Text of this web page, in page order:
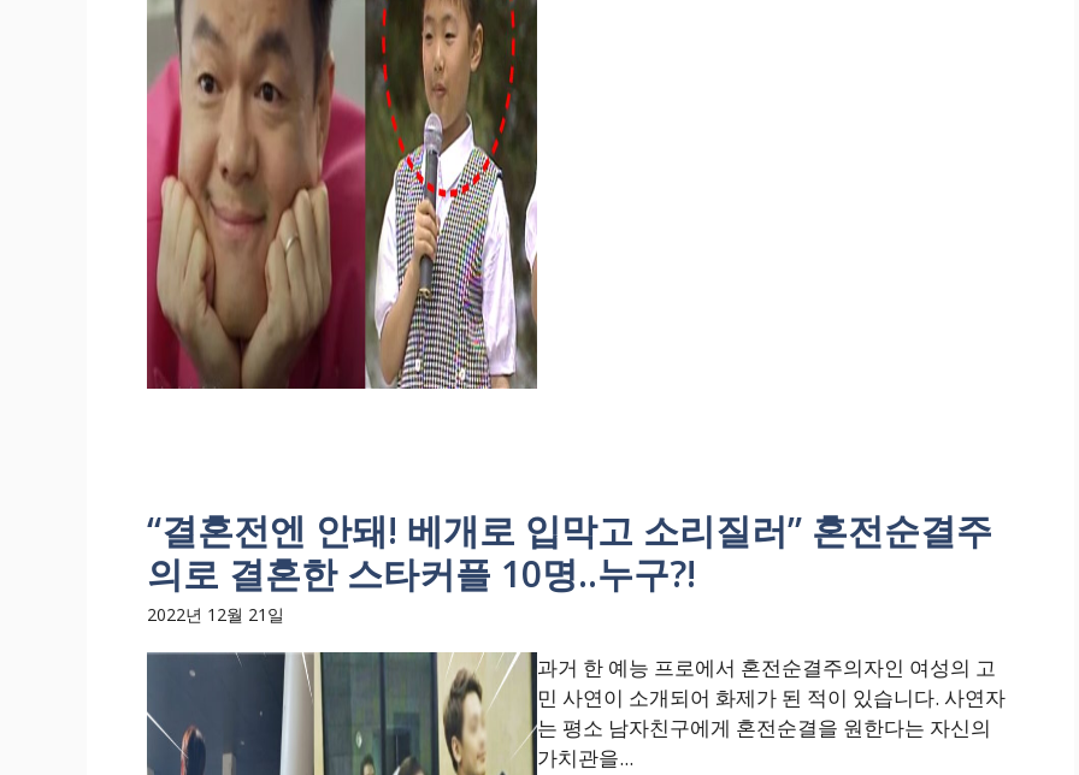
“결혼전엔 안돼! 베개로 입막고 소리질러” 혼전순결주
의로 결혼한 스타커플 10명..누구?!
2022년 12월 21일
과거 한 예능 프로에서 혼전순결주의자인 여성의 고
민 사연이 소개되어 화제가 된 적이 있습니다. 사연자
는 평소 남자친구에게 혼전순결을 원한다는 자신의
가치관을...